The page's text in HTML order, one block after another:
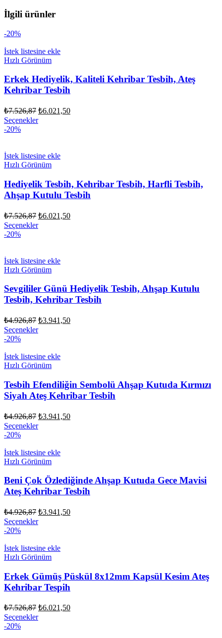
İlgili ürünler
-20%
İstek listesine ekle
Hızlı Görünüm
Erkek Hediyelik, Kaliteli Kehribar Tesbih, Ateş
Kehribar Tesbih
₺7.526,87 Orijinal
fiyat:
₺6.021,50Şu
Seçenekler
-20%
İstek listesine ekle
Hızlı Görünüm
Hediyelik Tesbih, Kehribar Tesbih, Harfli Tesbih,
Ahşap Kutulu Tesbih
₺7.526,87 Orijinal
fiyat:
₺6.021,50Şu
Seçenekler
-20%
İstek listesine ekle
Hızlı Görünüm
Sevgililer Günü Hediyelik Tesbih, Ahşap Kutulu
Tesbih, Kehribar Tesbih
₺4.926,87 Orijinal
fiyat:
₺3.941,50Şu
Seçenekler
-20%
İstek listesine ekle
Hızlı Görünüm
Tesbih Efendiliğin Sembolü Ahşap Kutuda Kırmızı
Siyah Ateş Kehribar Tesbih
₺4.926,87 Orijinal
fiyat:
₺3.941,50Şu
Seçenekler
-20%
İstek listesine ekle
Hızlı Görünüm
Beni Çok Özlediğinde Ahşap Kutuda Gece Mavisi
Ateş Kehribar Tesbih
₺4.926,87 Orijinal
fiyat:
₺3.941,50Şu
Seçenekler
-20%
İstek listesine ekle
Hızlı Görünüm
Erkek Gümüş Püskül 8x12mm Kapsül Kesim Ateş
Kehribar Tespih
₺7.526,87 Orijinal
fiyat:
₺6.021,50Şu
Seçenekler
-20%